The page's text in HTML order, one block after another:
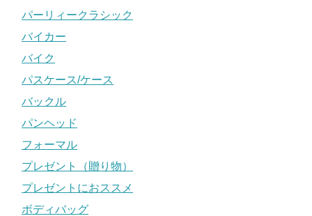
パーリィークラシック
バイカー
バイク
パスケース/ケース
バックル
パンヘッド
フォーマル
プレゼント（贈り物）
プレゼントにおススメ
ボディバッグ